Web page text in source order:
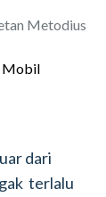
Metodius
dari
terlalu